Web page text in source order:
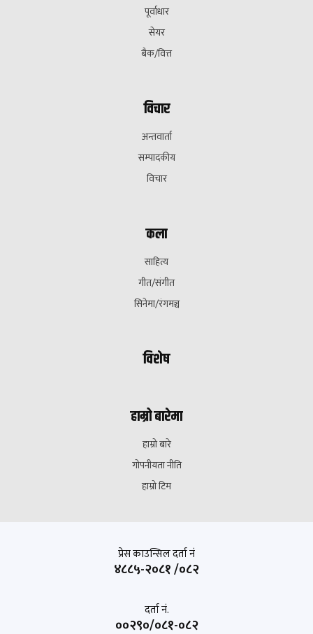
पूर्वाधार
सेयर
बैक/वित्त
विचार
अन्तवार्ता
सम्पादकीय
विचार
कला
साहित्य
गीत/संगीत
सिनेमा/रंगमञ्च
विशेष
हाम्रो बारेमा
हाम्रो बारे
गोपनीयता नीति
हाम्रो टिम
प्रेस काउन्सिल दर्ता नं
४८८५-२०८१ /०८२
दर्ता नं.
००२९०/०८१-०८२